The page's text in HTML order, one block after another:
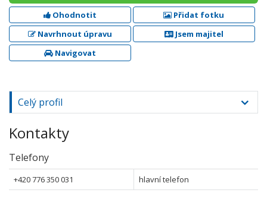
Ohodnotit
Přidat fotku
Navrhnout úpravu
Jsem majitel
Navigovat
Celý profil
Kontakty
Telefony
+420 776 350 031 hlavní telefon